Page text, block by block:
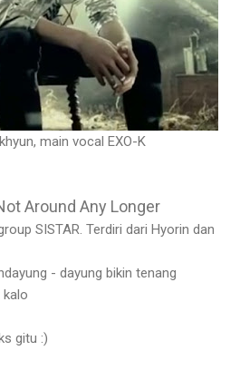
main vocal EXO-K
Around Any Longer
SISTAR. Terdiri dari Hyorin dan
- dayung bikin tenang
kalo
gitu :)